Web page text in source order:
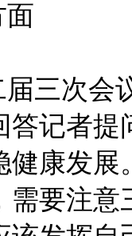
面
三次会
答记者
健康发展
需要注